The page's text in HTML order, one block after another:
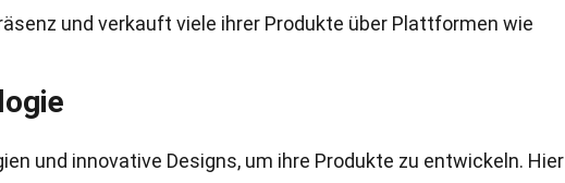
und verkauft viele ihrer Produkte über Plattformen wie
und innovative Designs, um ihre Produkte zu entwickeln. Hier